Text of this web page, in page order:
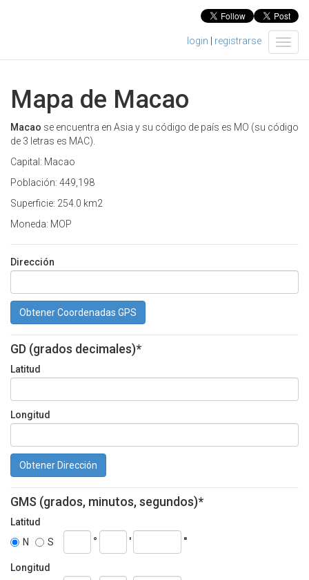
T
o
n
login registrarse
Mapa de Macao
Macao se encuentra en Asia y su código de país es MO (su código
de 3 letras es MAC).
Capital: Macao
Población: 449,198
Superficie: 254.0 km2
Moneda: MOP
Dirección
Obtener Coordenadas GPS
GD (grados decimales)*
Latitud
Longitud
Obtener Dirección
GMS (grados, minutos, segundos)*
Latitud
N
S ° ' ''
Longitud